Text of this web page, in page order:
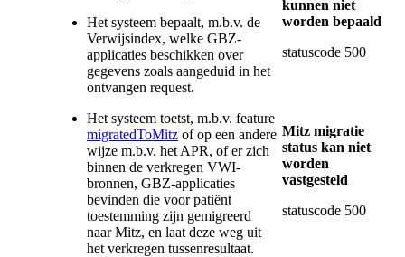
Het systeem bepaalt, m.b.v. de
Verwijsindex, welke GBZ-
applicaties beschikken over
gegevens zoals aangeduid in het
ontvangen request.
Het systeem toetst, m.b.v. feature
migratedToMitz of op een andere
wijze m.b.v. het APR, of er zich
binnen de verkregen VWI-
bronnen, GBZ-applicaties
bevinden die voor patiënt
toestemming zijn gemigreerd
naar Mitz, en laat deze weg uit
het verkregen tussenresultaat.
kunnen niet
worden bepaald
statuscode 500
Mitz migratie
status kan niet
worden
vastgesteld
statuscode 500